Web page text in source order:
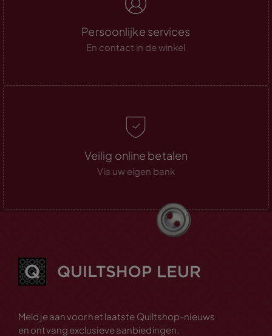
Persoonlijke services
En contact in de winkel
Veilig online betalen
Via uw eigen bank
Meld je aan voor het laatste Quiltshop-nieuws
en ontvang exclusieve aanbiedingen.